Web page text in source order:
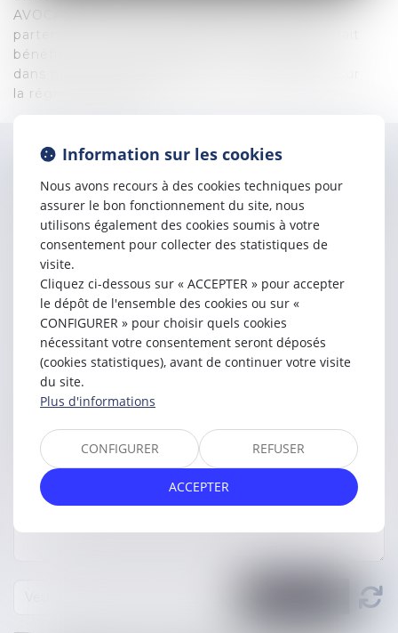
AVOCATS Me Johnson MAPANG demeure un
partenaire privilégié du cabinet puisqu’il nous fait
bénéficier de son expertise et nous représente
dans nos dossiers hexagonaux et notamment sur
la région parisienne.
Contacter Johnson MAPANG
Information sur les cookies
Nous avons recours à des cookies techniques pour
assurer le bon fonctionnement du site, nous
utilisons également des cookies soumis à votre
consentement pour collecter des statistiques de
visite.
Cliquez ci-dessous sur « ACCEPTER » pour accepter
le dépôt de l'ensemble des cookies ou sur «
CONFIGURER » pour choisir quels cookies
nécessitant votre consentement seront déposés
(cookies statistiques), avant de continuer votre visite
du site.
Plus d'informations
CONFIGURER REFUSER
ACCEPTER